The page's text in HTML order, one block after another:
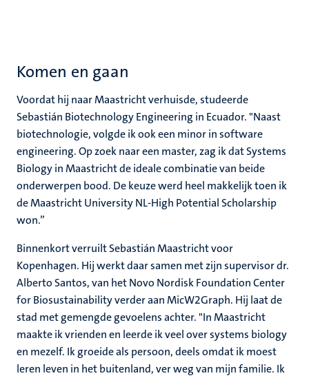
Komen en gaan
Voordat hij naar Maastricht verhuisde, studeerde
Sebastián Biotechnology Engineering in Ecuador. "Naast
biotechnologie, volgde ik ook een minor in software
engineering. Op zoek naar een master, zag ik dat Systems
Biology in Maastricht de ideale combinatie van beide
onderwerpen bood. De keuze werd heel makkelijk toen ik
de Maastricht University NL-High Potential Scholarship
won.”
Binnenkort verruilt Sebastián Maastricht voor
Kopenhagen. Hij werkt daar samen met zijn supervisor dr.
Alberto Santos, van het Novo Nordisk Foundation Center
for Biosustainability verder aan MicW2Graph. Hij laat de
stad met gemengde gevoelens achter. "In Maastricht
maakte ik vrienden en leerde ik veel over systems biology
en mezelf. Ik groeide als persoon, deels omdat ik moest
leren leven in het buitenland, ver weg van mijn familie. Ik